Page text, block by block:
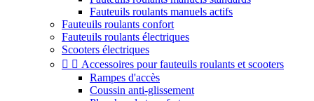
Fauteuils roulants manuels actifs
Fauteuils roulants confort
Fauteuils roulants électriques
Scooters électriques
  Accessoires pour fauteuils roulants et scooters
Rampes d'accès
Coussin anti-glissement